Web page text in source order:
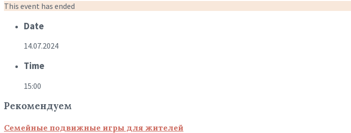
This event has ended
Date
14.07.2024
Time
15:00
Рекомендуем
Семейные подвижные игры для жителей